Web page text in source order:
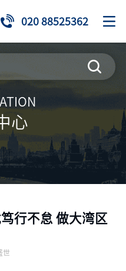
020 88525362
心
行不怠 做大湾区
世